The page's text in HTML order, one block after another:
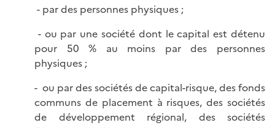
- par des personnes physiques ;
- ou par une société dont le capital est détenu
pour 50 % au moins par des personnes
physiques ;
- ou par des sociétés de capital-risque, des fonds
communs de placement à risques, des sociétés
de développement régional, des sociétés